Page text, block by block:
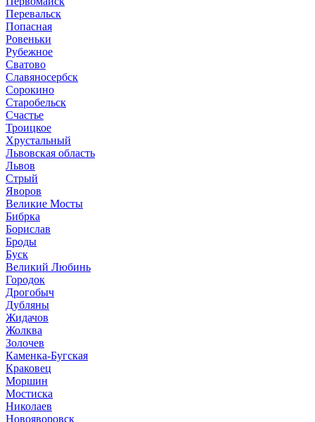
Перевальск
Попасная
Ровеньки
Рубежное
Сватово
Славяносербск
Сорокино
Старобельск
Счастье
Троицкое
Хрустальный
Львовская область
Львов
Стрый
Яворов
Великие Мосты
Бибрка
Борислав
Броды
Буск
Великий Любинь
Городок
Дрогобыч
Дубляны
Жидачов
Жолква
Золочев
Каменка-Бугская
Краковец
Моршин
Мостиска
Николаев
Новояворовск